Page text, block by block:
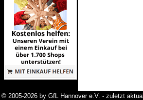
© 2005-2026 by GfL Hannover e.V. - zuletzt